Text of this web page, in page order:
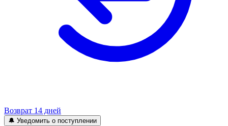
Возврат 14 дней
🔔 Уведомить о поступлении